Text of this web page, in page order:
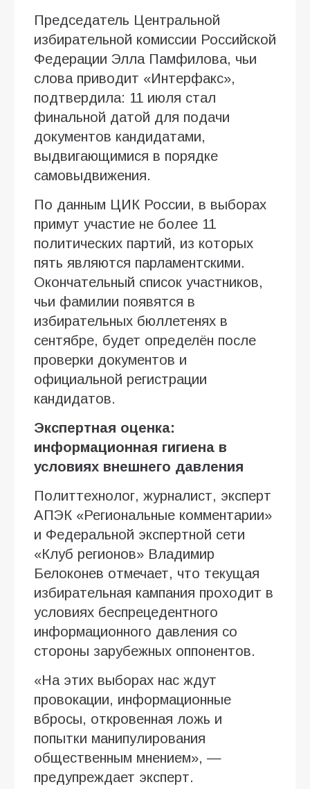
Председатель Центральной
избирательной комиссии Российской
Федерации Элла Памфилова, чьи
слова приводит «Интерфакс»,
подтвердила: 11 июля стал
финальной датой для подачи
документов кандидатами,
выдвигающимися в порядке
самовыдвижения.
По данным ЦИК России, в выборах
примут участие не более 11
политических партий, из которых
пять являются парламентскими.
Окончательный список участников,
чьи фамилии появятся в
избирательных бюллетенях в
сентябре, будет определён после
проверки документов и
официальной регистрации
кандидатов.
Экспертная оценка:
информационная гигиена в
условиях внешнего давления
Политтехнолог, журналист, эксперт
АПЭК «Региональные комментарии»
и Федеральной экспертной сети
«Клуб регионов» Владимир
Белоконев отмечает, что текущая
избирательная кампания проходит в
условиях беспрецедентного
информационного давления со
стороны зарубежных оппонентов.
«На этих выборах нас ждут
провокации, информационные
вбросы, откровенная ложь и
попытки манипулирования
общественным мнением», —
предупреждает эксперт.